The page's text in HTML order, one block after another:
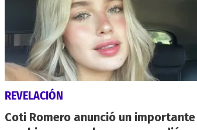
REVELACIÓN
Coti Romero anunció un importante